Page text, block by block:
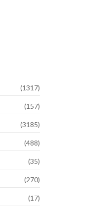
(1317)
(157)
(3185)
(488)
(35)
(270)
(17)